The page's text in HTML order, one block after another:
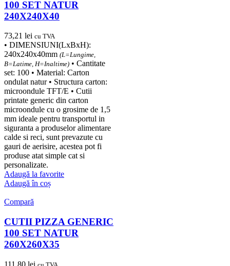
100 SET NATUR
240X240X40
73,21 lei cu TVA
• DIMENSIUNI(LxBxH):
240x240x40mm (L=Lungime,
B=Latime, H=Inaltime) • Cantitate
set: 100 • Material: Carton
ondulat natur • Structura carton:
microondule TFT/E • Cutii
printate generic din carton
microondule cu o grosime de 1,5
mm ideale pentru transportul in
siguranta a produselor alimentare
calde si reci, sunt prevazute cu
gauri de aerisire, acestea pot fi
produse atat simple cat si
personalizate.
Adaugă la favorite
Adaugă în coș
Compară
CUTII PIZZA GENERIC
100 SET NATUR
260X260X35
111,80 lei